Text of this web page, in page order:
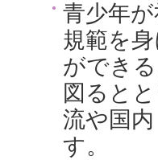
青少年
規範を
ができ
図ると
流や国
す。